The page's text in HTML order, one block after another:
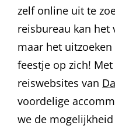
zelf online uit te
reisbureau kan
maar het
feestje op zich!
reiswebsites van
voordelige
we de